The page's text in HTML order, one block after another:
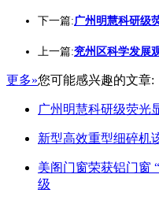
下一篇:广州明慧科研级
上一篇:兖州区科学发展
更多»您可能感兴趣的文章:
广州明慧科研级荧光
新型高效重型细碎机
美阁门窗荣获铝门窗
级